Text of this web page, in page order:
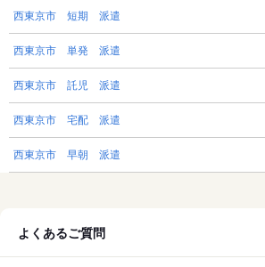
西東京市 短期 派遣
西東京市 単発 派遣
西東京市 託児 派遣
西東京市 宅配 派遣
西東京市 早朝 派遣
よくあるご質問